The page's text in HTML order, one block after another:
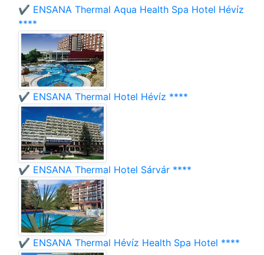
✔️ ENSANA Thermal Aqua Health Spa Hotel Hévíz
****
✔️ ENSANA Thermal Hotel Hévíz ****
✔️ ENSANA Thermal Hotel Sárvár ****
✔️ ENSANA Thermal Hévíz Health Spa Hotel ****